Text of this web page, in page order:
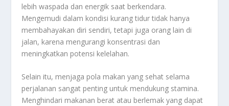
lebih waspada dan energik saat berkendara.
Mengemudi dalam kondisi kurang tidur tidak hanya
membahayakan diri sendiri, tetapi juga orang lain di
jalan, karena mengurangi konsentrasi dan
meningkatkan potensi kelelahan.
Selain itu, menjaga pola makan yang sehat selama
perjalanan sangat penting untuk mendukung stamina.
Menghindari makanan berat atau berlemak yang dapat